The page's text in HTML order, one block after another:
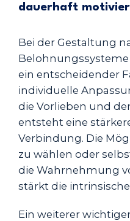
dauerhaft
Bei der Gestaltung
ein entscheidender
individuelle
die Vorlieben und
entsteht eine
Verbindung. Die
zu wählen oder
die Wahrnehmung
stärkt die
Ein weiterer